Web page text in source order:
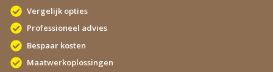
Vergelijk opties
Professioneel advies
Bespaar kosten
Maatwerkoplossingen